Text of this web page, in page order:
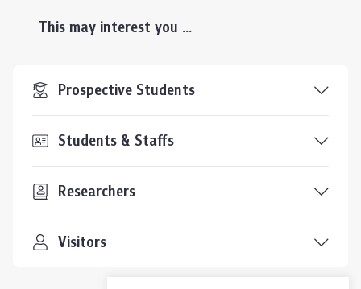
This may interest you ...
Prospective Students
Students & Staffs
Researchers
Visitors